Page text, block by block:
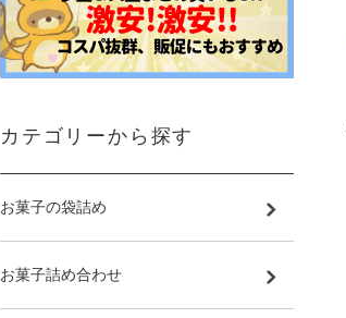
カテゴリーから探す
お菓子の袋詰め
お菓子詰め合わせ